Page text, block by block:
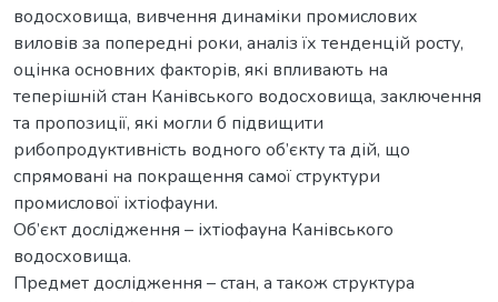
водосховища, вивчення динаміки промислових
виловів за попередні роки, аналіз їх тенденцій росту,
оцінка основних факторів, які впливають на
теперішній стан Канівського водосховища, заключення
та пропозиції, які могли б підвищити
рибопродуктивність водного об’єкту та дій, що
спрямовані на покращення самої структури
промислової іхтіофауни.
Об’єкт дослідження – іхтіофауна Канівського
водосховища.
Предмет дослідження – стан, а також структура